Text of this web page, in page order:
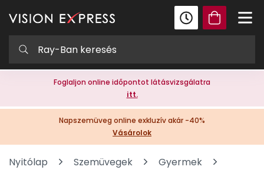
Foglaljon online időpontot látásvizsgálatra
itt.
Napszemüveg online exkluzív akár -40%
Vásárolok
Nyitólap Szemüvegek
Gyermek